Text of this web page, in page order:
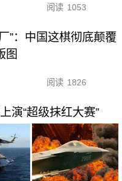
阅读 1053
”：中国这棋彻底颠覆
图
阅读 1826
演“超级抹红大赛”